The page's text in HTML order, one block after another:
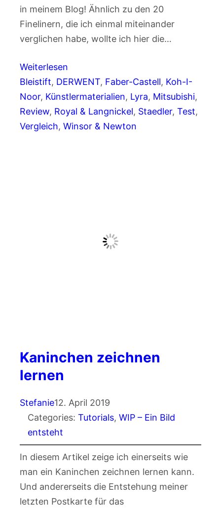
in meinem Blog! Ähnlich zu den 20
Finelinern, die ich einmal miteinander
verglichen habe, wollte ich hier die…
Weiterlesen
Bleistift, DERWENT, Faber-Castell, Koh-I-
Noor, Künstlermaterialien, Lyra, Mitsubishi
Review, Royal & Langnickel, Staedler, Test
Vergleich, Winsor & Newton
Kaninchen zeichnen
lernen
Stefanie12. April 2019
Categories: Tutorials, WIP – Ein Bild
entsteht
In diesem Artikel zeige ich einerseits wie
man ein Kaninchen zeichnen lernen kann.
Und andererseits die Entstehung meiner
letzten Postkarte für das